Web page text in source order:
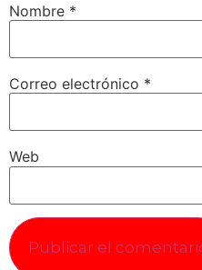
Nombre *
Correo electrónico *
Web